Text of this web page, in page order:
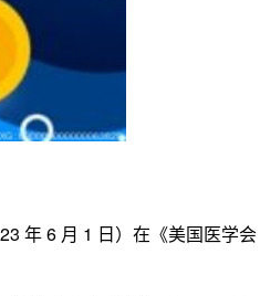
年 6 月 1 日）在《美国医学会